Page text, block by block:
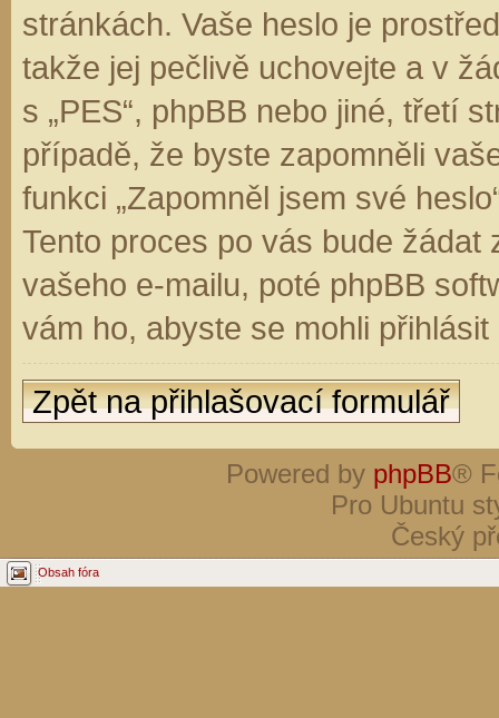
stránkách. Vaše heslo je
takže jej pečlivě uchovejte a v
s „PES“, phpBB nebo jiné, třetí
případě, že byste zapomněli
funkci „Zapomněl jsem své
Tento proces po vás bude
vašeho e-mailu, poté phpBB
vám ho, abyste se mohli
Zpět na přihlašovací formulář
Powered by phpBB®
Pro Ubuntu
Český
Obsah fóra